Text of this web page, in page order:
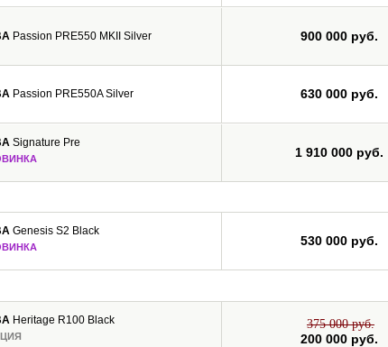
Passion PRE550 MKII Silver 900 000 руб.
Passion PRE550A Silver 630 000 руб.
Signature Pre
1 910 000 руб.
Genesis S2 Black
530 000 руб.
Heritage R100 Black 375 000 руб.
200 000 руб.